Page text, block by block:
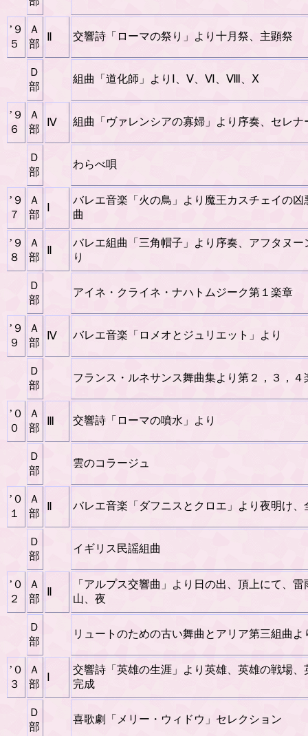
’９
５
Ａ
部
交響詩「ローマの祭り」より十月祭、主顕祭
Ｄ
部
組曲「道化師」よりⅠ、Ⅴ、Ⅵ、Ⅷ、Ⅹ
’９
６
Ａ
部
Ⅳ 組曲「ヴァレンシアの寡婦」より序奏、セレナ
Ｄ
部
わらべ唄
’９
７
Ａ
部
バレエ音楽「火の鳥」より魔王カスチェイの凶
曲
’９
８
Ａ
部
バレエ組曲「三角帽子」より序奏、アフタヌー
り
Ｄ
部
アイネ・クライネ・ナハトムジーク第１楽章
’９
９
Ａ
部
Ⅳ バレエ音楽「ロメオとジュリエット」より
Ｄ
部
フランス・ルネサンス舞曲集より第２，３，４
’０
０
Ａ
部
交響詩「ローマの噴水」より
Ｄ
部
雲のコラージュ
’０
１
Ａ
部
バレエ音楽「ダフニスとクロエ」より夜明け、
Ｄ
部
イギリス民謡組曲
’０
２
Ａ
部
「アルプス交響曲」より日の出、頂上にて、雷
山、夜
Ｄ
部
リュートのための古い舞曲とアリア第三組曲
’０
３
Ａ
部
交響詩「英雄の生涯」より英雄、英雄の戦場、
完成
Ｄ
部
喜歌劇「メリー・ウィドウ」セレクション